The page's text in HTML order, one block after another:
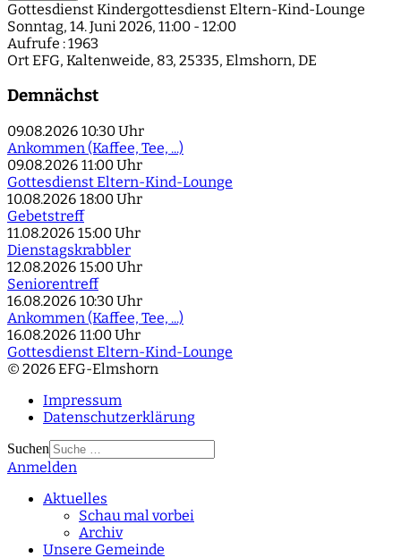
Gottesdienst Kindergottesdienst Eltern-Kind-Lounge
Sonntag, 14. Juni 2026, 11:00 - 12:00
Aufrufe : 1963
OrtEFG, Kaltenweide, 83, 25335, Elmshorn, DE
Demnächst
09.08.2026 10:30 Uhr
Ankommen (Kaffee, Tee, ...)
09.08.2026 11:00 Uhr
Gottesdienst Eltern-Kind-Lounge
10.08.2026 18:00 Uhr
Gebetstreff
11.08.2026 15:00 Uhr
Dienstagskrabbler
12.08.2026 15:00 Uhr
Seniorentreff
16.08.2026 10:30 Uhr
Ankommen (Kaffee, Tee, ...)
16.08.2026 11:00 Uhr
Gottesdienst Eltern-Kind-Lounge
© 2026 EFG-Elmshorn
Impressum
Datenschutzerklärung
Suchen
Type 2 or more
Anmelden
Aktuelles
Schau mal vorbei
Archiv
Unsere Gemeinde